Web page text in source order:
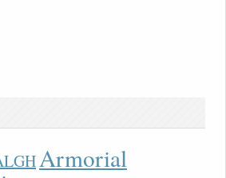
Armorial